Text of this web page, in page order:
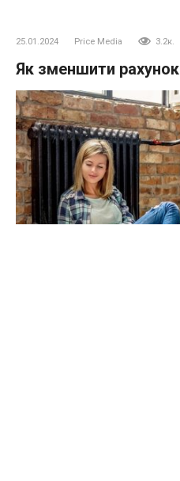
25.01.2024 Price Media 3.2к.
Як зменшити